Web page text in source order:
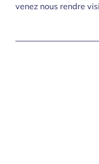
venez nous rendre